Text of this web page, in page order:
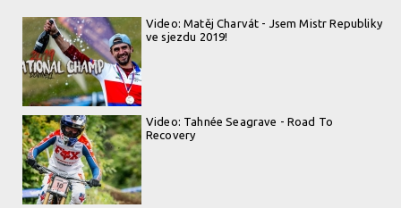
Video: Matěj Charvát - Jsem Mistr Republiky
ve sjezdu 2019!
Video: Tahnée Seagrave - Road To
Recovery